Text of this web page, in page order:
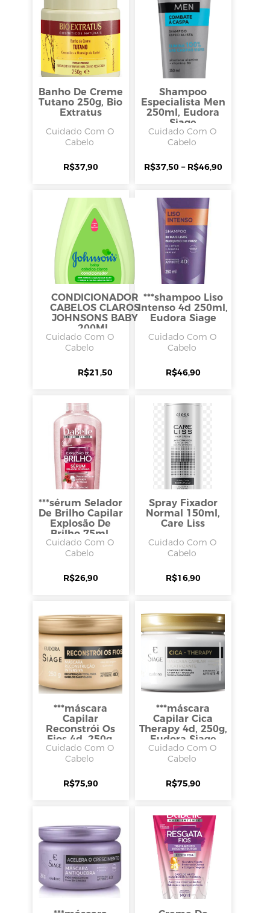
Banho De Creme
Tutano 250g, Bio
Extratus
Cuidado Com O
Cabelo
R$37,90
Shampoo
Especialista Men
250ml, Eudora
Siage
Cuidado Com O
Cabelo
R$37,50 – R$46,90
CONDICIONADOR
CABELOS CLAROS
JOHNSONS BABY
200ML,
JOHNSONS&JOHNSONS
Cuidado Com O
Cabelo
R$21,50
***shampoo Liso
Intenso 4d 250ml,
Eudora Siage
Cuidado Com O
Cabelo
R$46,90
***sérum Selador
De Brilho Capilar
Explosão De
Brilho 75ml,
Dabelle Hair
Cuidado Com O
Cabelo
R$26,90
Spray Fixador
Normal 150ml,
Care Liss
Cuidado Com O
Cabelo
R$16,90
***máscara
Capilar
Reconstrói Os
Fios 4d, 250g,
Eudora Siáge
Cuidado Com O
Cabelo
R$75,90
***máscara
Capilar Cica
Therapy 4d, 250g,
Eudora Siage
Cuidado Com O
Cabelo
R$75,90